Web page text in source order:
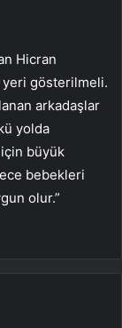
Hicran
yeri gösterilmeli.
arkadaşlar
yolda
büyük
bebekleri
olur.”